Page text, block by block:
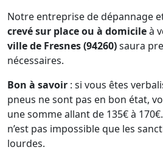
Notre entreprise de dépannage
crevé sur place ou à domicileà
ville de Fresnes (94260)saura
nécessaires.
Bon à savoir : si vous êtes
pneus ne sont pas en bon état,
une somme allant de 135€ à
n’est pas impossible que les
lourdes.